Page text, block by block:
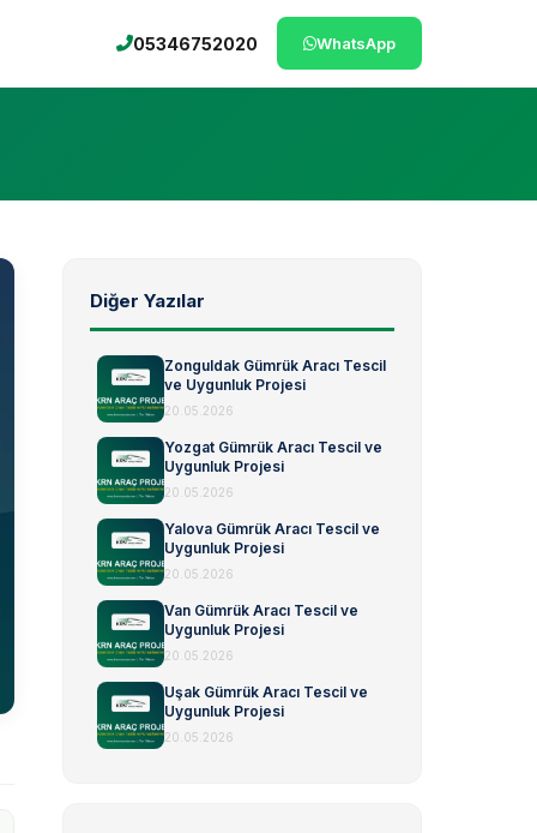
05346752020 WhatsApp
Diğer Yazılar
Zonguldak Gümrük Aracı Tescil
ve Uygunluk Projesi
20.05.2026
Yozgat Gümrük Aracı Tescil ve
Uygunluk Projesi
20.05.2026
Yalova Gümrük Aracı Tescil ve
Uygunluk Projesi
20.05.2026
Van Gümrük Aracı Tescil ve
Uygunluk Projesi
20.05.2026
Uşak Gümrük Aracı Tescil ve
Uygunluk Projesi
20.05.2026